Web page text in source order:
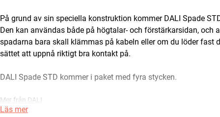
På grund av sin speciella konstruktion kommer DALI Spade
Den kan användas både på högtalar- och förstärkarsidan, och
spadarna bara skall klämmas på kabeln eller om du löder
sättet att uppnå riktigt bra kontakt på.
DALI Spade STD kommer i paket med fyra stycken.
Mer från DALI
Läs mer